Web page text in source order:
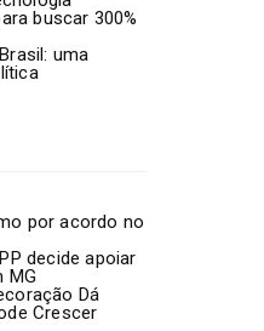
buscar 300%
uma
por acordo no
decide apoiar
MG
Dá
Crescer